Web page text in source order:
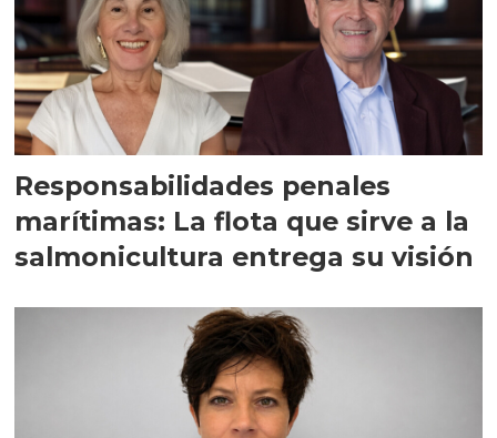
Responsabilidades penales
marítimas: La flota que sirve a la
salmonicultura entrega su visión